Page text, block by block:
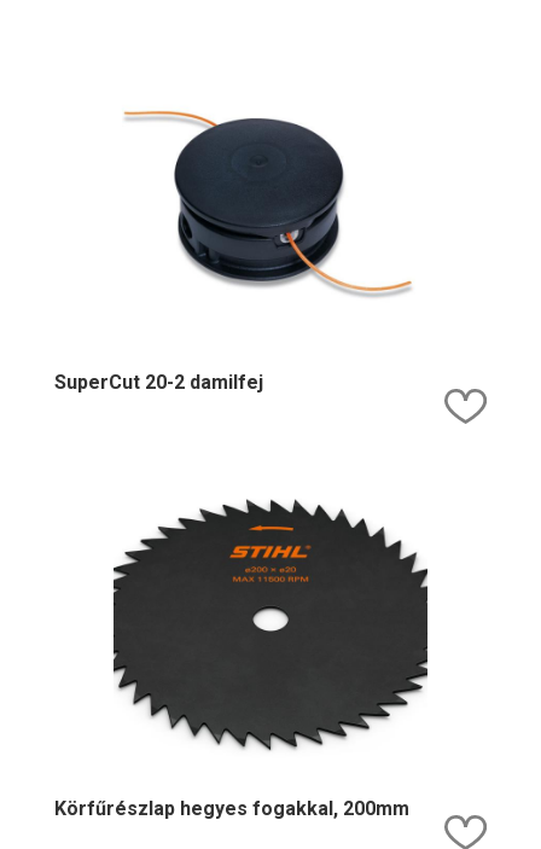
SuperCut 20-2 damilfej
Körfűrészlap hegyes fogakkal, 200mm